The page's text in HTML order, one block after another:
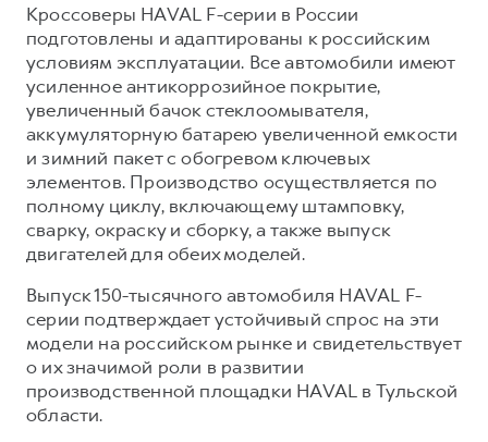
Кроссоверы HAVAL F-серии в России
подготовлены и адаптированы к российским
условиям эксплуатации. Все автомобили имеют
усиленное антикоррозийное покрытие,
увеличенный бачок стеклоомывателя,
аккумуляторную батарею увеличенной емкости
и зимний пакет с обогревом ключевых
элементов. Производство осуществляется по
полному циклу, включающему штамповку,
сварку, окраску и сборку, а также выпуск
двигателей для обеих моделей.
Выпуск 150-тысячного автомобиля HAVAL F-
серии подтверждает устойчивый спрос на эти
модели на российском рынке и свидетельствует
о их значимой роли в развитии
производственной площадки HAVAL в Тульской
области.